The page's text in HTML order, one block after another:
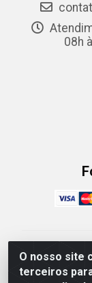
O nosso site
terceiros
08h
Camaquã
Hanquet,